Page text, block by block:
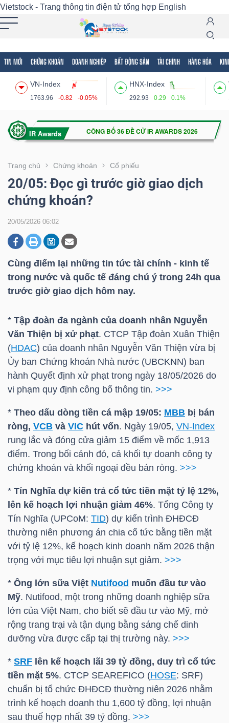
Vietstock - Trang thông tin điện tử tổng hợp English
TIN MỚI CHỨNG KHOÁN DOANH NGHIỆP BẤT ĐỘNG SẢN TÀI CHÍNH HÀNG HÓA
VN-Index
1763.96 -0.82 -0.05%
HNX-Index
292.93 0.29 0.1%
Trang chủ Chứng khoán Cổ phiếu
20/05: Đọc gì trước giờ giao dịch
chứng khoán?
20/05/2026 06:02
Cùng điểm lại những tin tức tài chính - kinh tế
trong nước và quốc tế đáng chú ý trong 24h qua
trước giờ giao dịch hôm nay.
* Tập đoàn đa ngành của doanh nhân Nguyễn
Văn Thiện bị xử phạt. CTCP Tập đoàn Xuân Thiện
(HDAC) của doanh nhân Nguyễn Văn Thiện vừa bị
Ủy ban Chứng khoán Nhà nước (UBCKNN) ban
hành Quyết định xử phạt trong ngày 18/05/2026 do
vi phạm quy định công bố thông tin. >>>
* Theo dấu dòng tiền cá mập 19/05: MBB bị bán
ròng, VCB và VIC hút vốn. Ngày 19/05, VN-Index
rung lắc và đóng cửa giảm 15 điểm về mốc 1,913
điểm. Trong bối cảnh đó, cả khối tự doanh công ty
chứng khoán và khối ngoại đều bán ròng. >>>
* Tín Nghĩa dự kiến trả cổ tức tiền mặt tỷ lệ 12%,
lên kế hoạch lợi nhuận giảm 46%. Tổng Công ty
Tín Nghĩa (UPCoM: TID) dự kiến trình ĐHĐCĐ
thường niên phương án chia cổ tức bằng tiền mặt
với tỷ lệ 12%, kế hoạch kinh doanh năm 2026 thận
trọng với mục tiêu lợi nhuận sụt giảm. >>>
* Ông lớn sữa Việt Nutifood muốn đầu tư vào
Mỹ. Nutifood, một trong những doanh nghiệp sữa
lớn của Việt Nam, cho biết sẽ đầu tư vào Mỹ, mở
rộng trang trại và tận dụng bằng sáng chế dinh
dưỡng vừa được cấp tại thị trường này. >>>
* SRF lên kế hoạch lãi 39 tỷ đồng, duy trì cổ tức
tiền mặt 5%. CTCP SEAREFICO (HOSE: SRF)
chuẩn bị tổ chức ĐHĐCĐ thường niên 2026 nhằm
trình kế hoạch doanh thu 1,600 tỷ đồng, lợi nhuận
sau thuế hợp nhất 39 tỷ đồng. >>>
Tất cả Tính năng Ngành Mã chứng khoán
Tính
(-)
VIETSTOCK
CHỨNG
DOANH
NGHIỆP
BẤT
CHÍNH
HÀNG
KINH
TẾ
THẾ
DƯƠNG
TÀI